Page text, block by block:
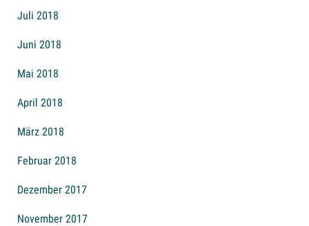
Juli 2018
Juni 2018
Mai 2018
April 2018
März 2018
Februar 2018
Dezember 2017
November 2017